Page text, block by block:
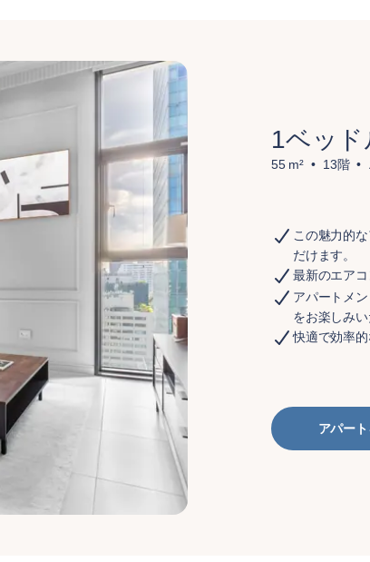
1ベッド
55 m² 13階
この魅力的
だけます。
最新のエア
アパートメ
をお楽しみい
快適で効率
アパー